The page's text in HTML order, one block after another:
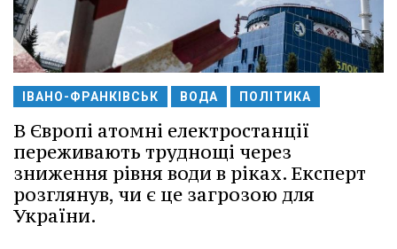
ІВАНО-ФРАНКІВСЬК ВОДА ПОЛІТИКА
В Європі атомні електростанції
переживають труднощі через
зниження рівня води в ріках. Експерт
розглянув, чи є це загрозою для
України.